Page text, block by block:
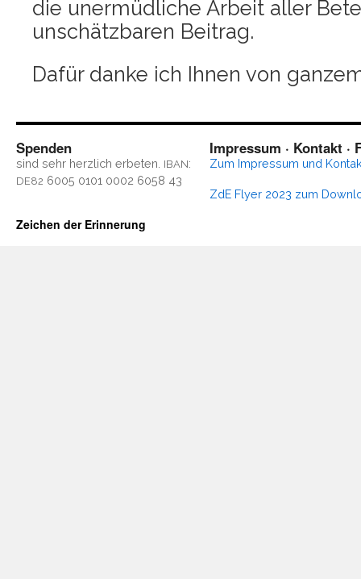
die uner­müd­li­che Arbeit aller
unschätz­ba­ren Beitrag.
Dafür dan­ke ich Ihnen von
Spenden
sind sehr herz­lich erbe­ten. IBAN:
DE82 6005 0101 0002 6058 43
Impressum · Kontakt ·
Zum Impres­sum und
ZdE Fly­er 2023 zum
Zeichen der Erinnerung